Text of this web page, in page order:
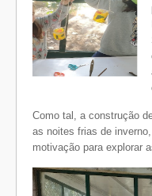
Como tal, a construção
as noites frias de
motivação para explorar